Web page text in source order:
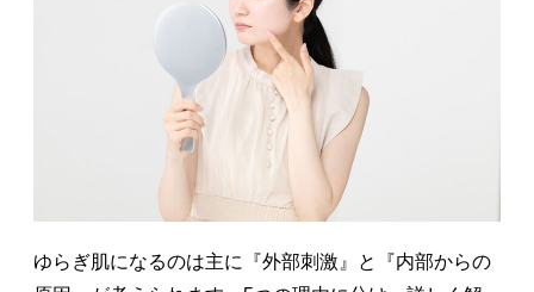
ゆらぎ肌になるのは主に『外部刺激』と『内部からの